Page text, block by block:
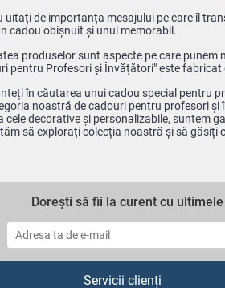
uitați de importanța mesajului pe care îl
cadou obișnuit și unul memorabil.
produselor sunt aspecte pe care
pentru Profesori și Învățători" este
în căutarea unui cadou special pentru
noastră de cadouri pentru profesori
cele decorative și personalizabile,
să explorați colecția noastră și să găsiți
Dorești să fii la curent cu
Servicii clienți